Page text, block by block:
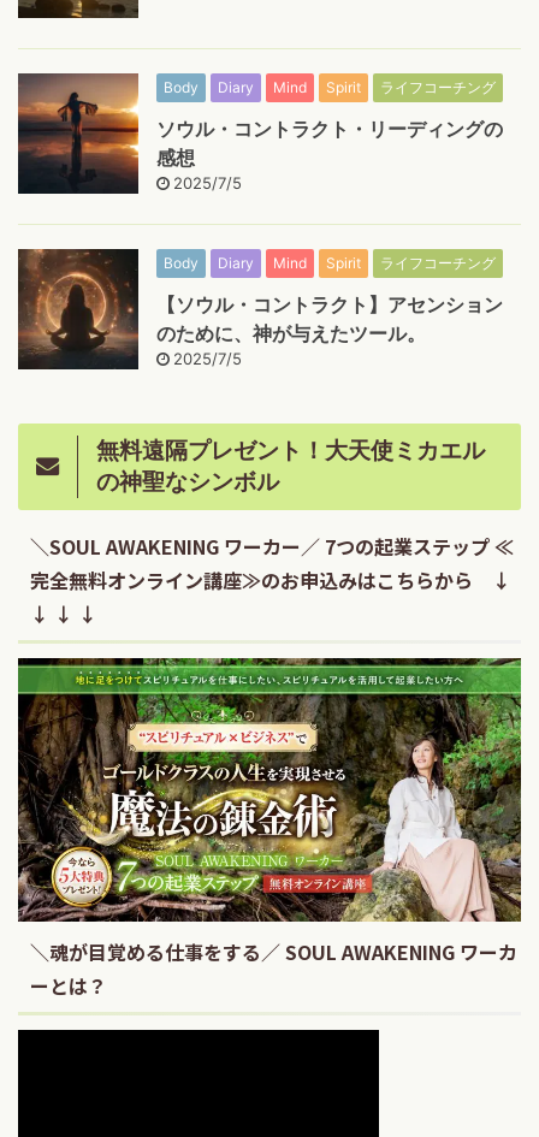
Body Diary Mind Spirit ライフコーチング
ソウル・コントラクト・リーディングの
感想
2025/7/5
Body Diary Mind Spirit ライフコーチング
【ソウル・コントラクト】アセンション
のために、神が与えたツール。
2025/7/5
無料遠隔プレゼント！大天使ミカエル
の神聖なシンボル
＼SOUL AWAKENING ワーカー／ 7つの起業ステップ ≪
完全無料オンライン講座≫のお申込みはこちらから ↓
↓ ↓ ↓
＼魂が目覚める仕事をする／ SOUL AWAKENING ワーカ
ーとは？